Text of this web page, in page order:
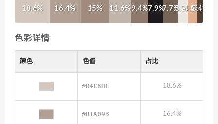
18.6% 16.4% 15% 11.6%9.4%7.9%7.7%5.2%4.8%
3.4%
色彩详情
颜色 色值 占比
#D4C8BE 18.6%
#B1A093 16.4%